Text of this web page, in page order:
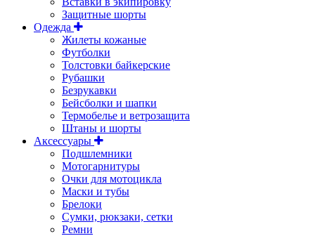
Защитные шорты
Одежда
Жилеты кожаные
Футболки
Толстовки байкерские
Рубашки
Безрукавки
Бейсболки и шапки
Термобелье и ветрозащита
Штаны и шорты
Аксессуары
Подшлемники
Мотогарнитуры
Очки для мотоцикла
Маски и тубы
Брелоки
Сумки, рюкзаки, сетки
Ремни